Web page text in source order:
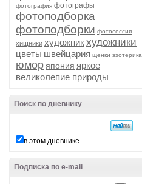
фотография фотографы
фотоподборка
фотоподборки фотосессия
хищники художникхудожники
цветы швейцария щенки эзотерика
юмор япония яркое
великолепие природы
Поиск по дневнику
в этом дневнике
Подписка по e-mail